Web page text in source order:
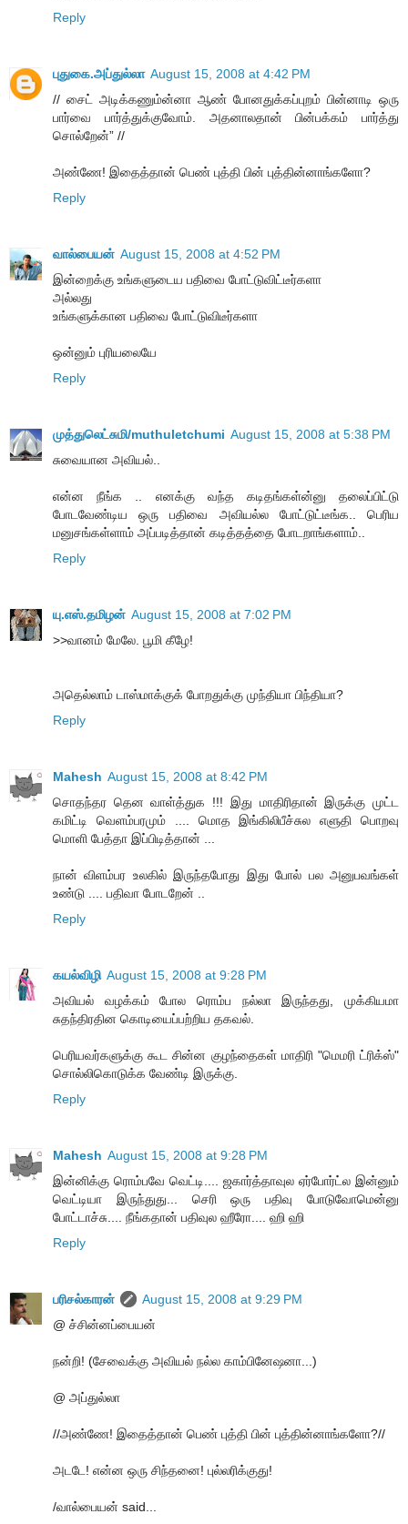
Reply
புதுகை.அப்துல்லா August 15, 2008 at 4:42 PM
// சைட் அடிக்கணும்ன்னா ஆண் போனதுக்கப்புறம் பின்னாடி ஒரு
பார்வை பார்த்துக்குவோம். அதனாலதான் பின்பக்கம் பார்த்து
சொல்றேன்” //
அண்ணே! இதைத்தான் பெண் புத்தி பின் புத்தின்னாங்களோ?
Reply
வால்பையன் August 15, 2008 at 4:52 PM
இன்றைக்கு உங்களுடைய பதிவை போட்டுவிட்டீர்களா
அல்லது
உங்களுக்கான பதிவை போட்டுவிடீர்களா
ஒன்னும் புரியலையே
Reply
முத்துலெட்சுமி/muthuletchumi August 15, 2008 at 5:38 PM
சுவையான அவியல்..
என்ன நீங்க .. எனக்கு வந்த கடிதங்கள்ன்னு தலைப்பிட்டு
போடவேண்டிய ஒரு பதிவை அவியல்ல போட்டுட்டீங்க.. பெரிய
மனுசங்கள்ளாம் அப்படித்தான் கடித்தத்தை போடறாங்களாம்..
Reply
யு.எஸ்.தமிழன் August 15, 2008 at 7:02 PM
>>வானம் மேலே. பூமி கீழே!
அதெல்லாம் டாஸ்மாக்குக் போறதுக்கு முந்தியா பிந்தியா?
Reply
Mahesh August 15, 2008 at 8:42 PM
சொதந்தர தென வாள்த்துக !!! இது மாதிரிதான் இருக்கு முட்ட
கமிட்டி வெளம்பரமும் .... மொத இங்கிலிபீச்சுல எளுதி பொறவு
மொளி பேத்தா இப்பிடித்தான் ...
நான் விளம்பர உலகில் இருந்தபோது இது போல் பல அனுபவங்கள்
உண்டு .... பதிவா போடறேன் ..
Reply
கயல்விழி August 15, 2008 at 9:28 PM
அவியல் வழக்கம் போல ரொம்ப நல்லா இருந்தது, முக்கியமா
சுதந்திரதின கொடியைப்பற்றிய தகவல்.
பெரியவர்களுக்கு கூட சின்ன குழந்தைகள் மாதிரி "மெமரி ட்ரிக்ஸ்"
சொல்லிகொடுக்க வேண்டி இருக்கு.
Reply
Mahesh August 15, 2008 at 9:28 PM
இன்னிக்கு ரொம்பவே வெட்டி.... ஜகார்த்தாவுல ஏர்போர்ட்ல இன்னும்
வெட்டியா இருந்துது... செரி ஒரு பதிவு போடுவோமென்னு
போட்டாச்சு.... நீங்கதான் பதிவுல ஹீரோ.... ஹி ஹி
Reply
பரிசல்காரன்
August 15, 2008 at 9:29 PM
@ ச்சின்னப்பையன்
நன்றி! (சேவைக்கு அவியல் நல்ல காம்பினேஷனா...)
@ அப்துல்லா
//அண்ணே! இதைத்தான் பெண் புத்தி பின் புத்தின்னாங்களோ?//
அடடே! என்ன ஒரு சிந்தனை! புல்லரிக்குது!
/வால்பையன் said...